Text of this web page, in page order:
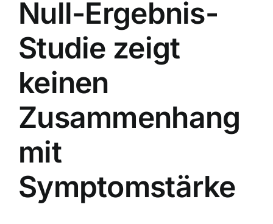
Null-Ergebnis-
Studie zeigt
keinen
Zusammenhang
mit
Symptomstärke